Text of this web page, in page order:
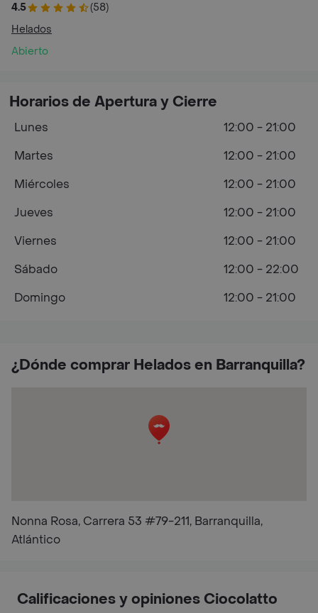
4.5
(58)
Helados
Abierto
¿Dónde comprar Helados en Barranquilla?
Nonna Rosa, Carrera 53 #79-211, Barranquilla,
Atlántico
Horarios de Apertura y Cierre
Lunes
12:00 - 21:00
Martes
12:00 - 21:00
Miércoles
12:00 - 21:00
Jueves
12:00 - 21:00
Viernes
12:00 - 21:00
Sábado
12:00 - 22:00
Domingo
12:00 - 21:00
Calificaciones y opiniones Ciocolatto